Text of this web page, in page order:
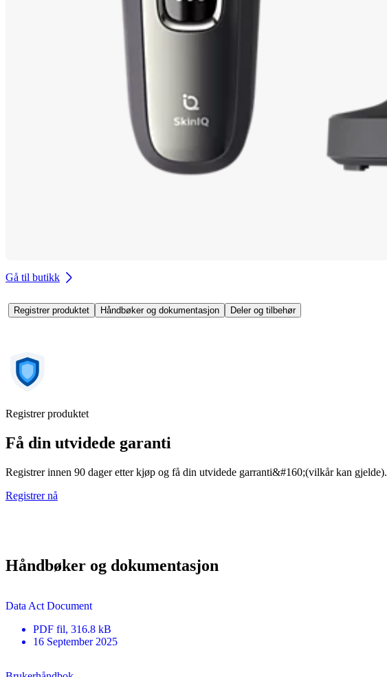
Gå til butikk
Registrer produktet Håndbøker og dokumentasjon Deler og tilbehør
Registrer produktet
Få din utvidede garanti
Registrer innen 90 dager etter kjøp og få din utvidede garranti&#160;(vilkår kan gjelde).
Registrer nå
Håndbøker og dokumentasjon
Data Act Document
PDF fil, 316.8 kB
16 September 2025